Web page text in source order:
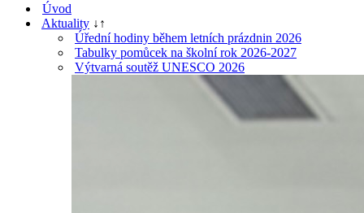
Úvod
Aktuality ↓ ↑
Úřední hodiny během letních prázdnin 2026
Tabulky pomůcek na školní rok 2026-2027
Výtvarná soutěž UNESCO 2026